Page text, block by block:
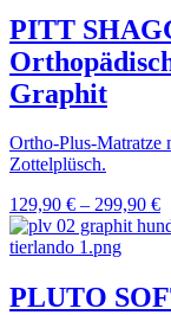
PITT
Graphit
Ortho-Plus-Matratze
Zottelplüsch.
129,90 € – 299,90 €
PLUTO